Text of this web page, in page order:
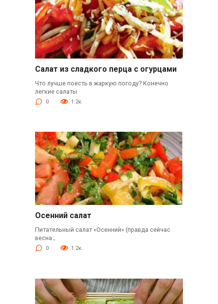
Салат из сладкого перца с огурцами
Что лучше поесть в жаркую погоду? Конечно
легкие салаты
0 1.2к.
Осенний салат
Питательный салат «Осенний» (правда сейчас
весна ;
0 1.2к.